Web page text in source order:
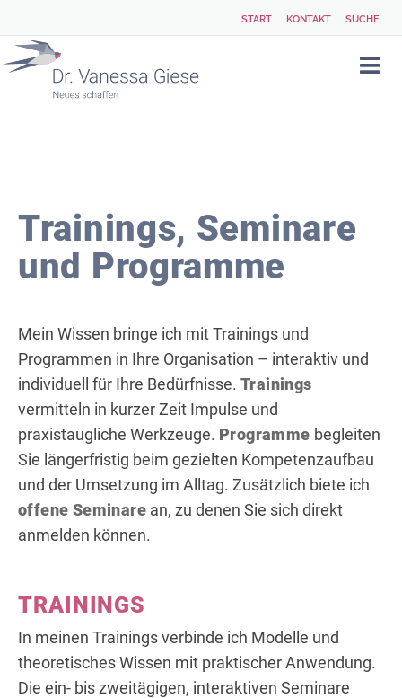
START KONTAKT SUCHE
Trainings, Seminare
und Programme
Mein Wissen bringe ich mit Trainings und
Programmen in Ihre Organisation – interaktiv und
individuell für Ihre Bedürfnisse. Trainings
vermitteln in kurzer Zeit Impulse und
praxistaugliche Werkzeuge. Programme begleiten
Sie längerfristig beim gezielten Kompetenzaufbau
und der Umsetzung im Alltag. Zusätzlich biete ich
offene Seminare an, zu denen Sie sich direkt
anmelden können.
TRAININGS
In meinen Trainings verbinde ich Modelle und
theoretisches Wissen mit praktischer Anwendung.
Die ein- bis zweitägigen, interaktiven Seminare